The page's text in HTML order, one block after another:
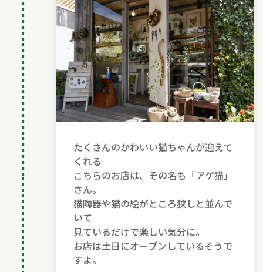
たくさんのかわいい猫ちゃんが迎えて
くれる
こちらのお店は、その名も「アゲ猫」
さん。
猫陶器や猫の絵がところ狭しと並んで
いて
見ているだけで楽しい気分に。
お店は土日にオープンしているそうで
すよ。